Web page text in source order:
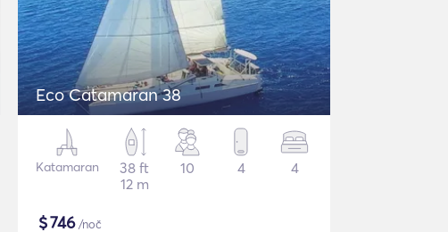
Eco Catamaran 38
Katamaran
38 ft
12 m
10 4 4
$746/noč